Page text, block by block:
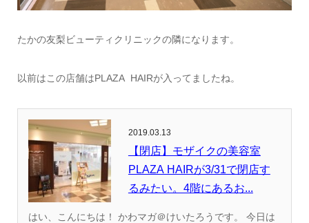
たかの友梨ビューティクリニックの隣になります。
以前はこの店舗はPLAZA HAIRが入ってましたね。
2019.03.13
【閉店】モザイクの美容室
PLAZA HAIRが3/31で閉店す
るみたい。4階にあるお...
はい、こんにちは！ かわマガ＠けいたろうです。 今日は